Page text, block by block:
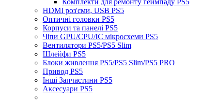
HDMI роз'єми, USB PS5
Оптичні головки PS5
Корпуси та панелі PS5
Чіпи GPU/CPU/IC мікросхеми PS5
Вентилятори PS5/PS5 Slim
Шлейфи PS5
Блоки живлення PS5/PS5 Slim/PS5 PRO
Привод PS5
Інші Запчастини PS5
Аксесуари PS5